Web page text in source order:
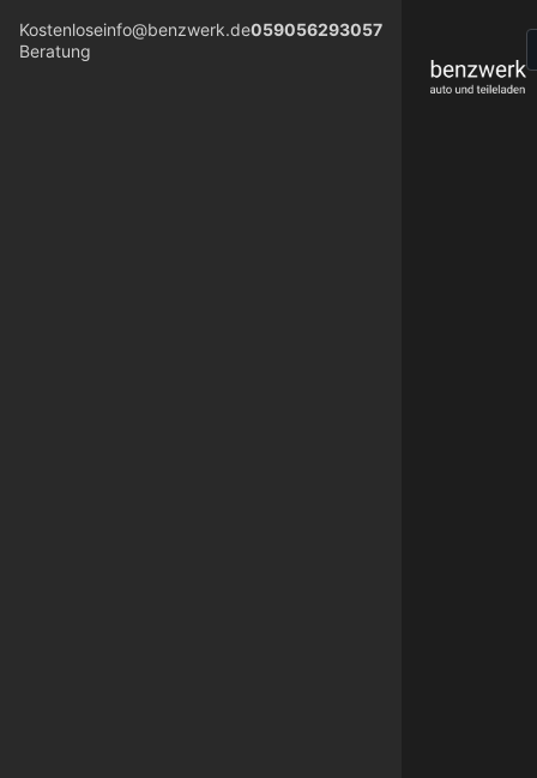
Kostenlose
Beratung
info@benzwerk.de059056293057